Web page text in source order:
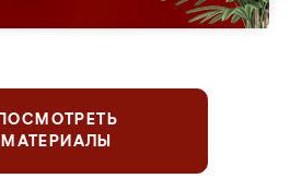
ПОСМОТРЕТЬ
МАТЕРИАЛЫ